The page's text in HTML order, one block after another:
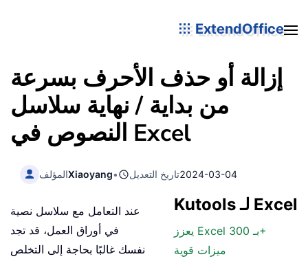
ExtendOffice
إزالة أو حذف الأحرف بسرعة
من بداية / نهاية سلاسل
النصوص في Excel
المؤلفXiaoyang• تاريخ التعديل2024-03-04
Kutools لـ Excel
يعزز Excel بـ 300+
ميزات قوية
عند التعامل مع سلاسل نصية
في أوراق العمل، قد تجد
نفسك غالبًا بحاجة إلى التخلص